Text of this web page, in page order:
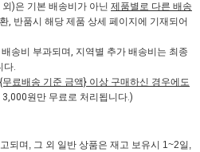
)은 기본 배송비가 아닌 제품별로 다른 배송
, 반품시 해당 제품 상세 페이지에 기재되어
송비 부과되며, 지역별 추가 배송비는 최종
다.
료배송 기준 금액} 이상 구매하신 경우에도
3,000원만 무료로 처리됩니다.)
되며, 그 외 일반 상품은 재고 보유시 1~2일,